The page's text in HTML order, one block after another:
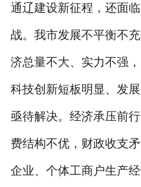
通辽建设新征程，还面
战。我市发展不平衡不
济总量不大、实力不强
科技创新短板明显、发
亟待解决。经济承压前
费结构不优，财政收支
企业、个体工商户生产